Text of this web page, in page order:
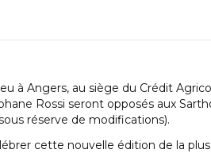
à Angers, au siège du Crédit
Rossi seront opposés aux
réserve de modifications).
cette nouvelle édition de la